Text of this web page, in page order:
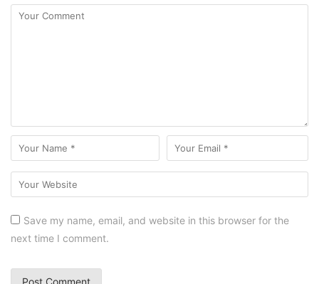
Save my name, email, and website in this browser for the
next time I comment.